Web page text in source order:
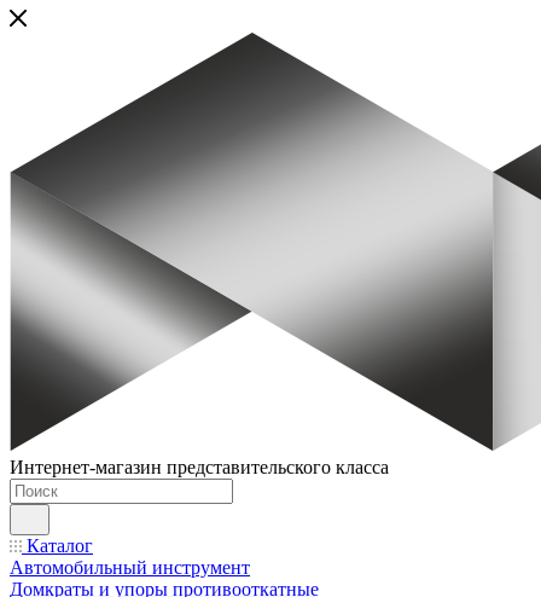
Интернет-магазин представительского класса
Каталог
Автомобильный инструмент
Домкраты и упоры противооткатные